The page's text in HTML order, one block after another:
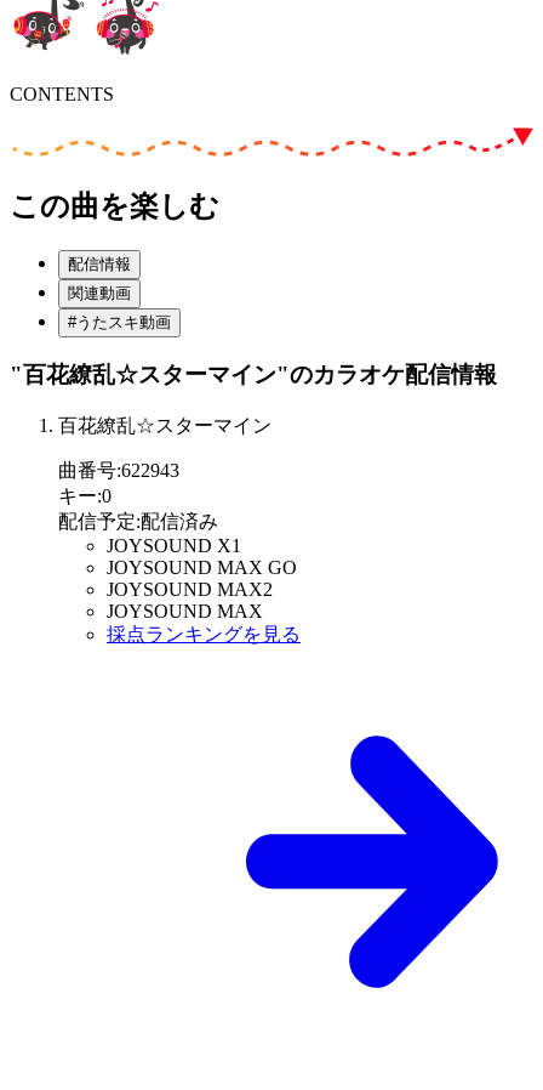
CONTENTS
この曲を楽しむ
配信情報
関連動画
#うたスキ動画
"百花繚乱☆スターマイン"のカラオケ配信情報
百花繚乱☆スターマイン
曲番号:622943
キー:0
配信予定:配信済み
JOYSOUND X1
JOYSOUND MAX GO
JOYSOUND MAX2
JOYSOUND MAX
採点ランキングを見る